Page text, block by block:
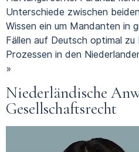
Unterschiede zwischen
Wissen ein um Mandanten in
Fällen auf Deutsch optimal
Prozessen in den
»
Niederländische
Gesellschaftsrecht